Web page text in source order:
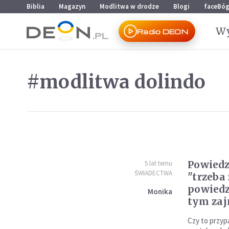
Przejdź do menu głównego
Przejdź do treści
Biblia Magazyn Modlitwa w drodze Blogi faceBóg
Radio DEON
#modlitwa dolindo
5 lat temu
ŚWIADECTWA
Monika
"trzeba
tym
Czy to